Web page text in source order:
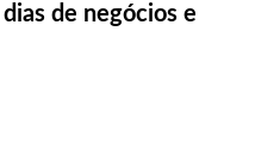
de negócios e